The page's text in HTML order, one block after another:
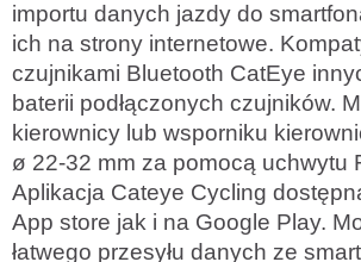
importu danych jazdy do
ich na strony internetowe.
czujnikami Bluetooth CatEye
baterii podłączonych czujników.
kierownicy lub wsporniku
ø 22-32 mm za pomocą uchwytu
Aplikacja Cateye Cycling
App store jak i na Google Play.
łatwego przesyłu danych ze